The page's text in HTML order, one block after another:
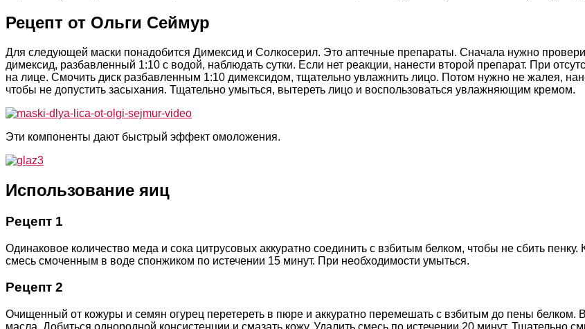
Рецепт от Ольги Сеймур
Для следующей маски понадобится Димексид и Солкосерил. Это аптечные препараты. Сначала нужно
димексид, разбавленный 1:10 с водой, наблюдать сутки. Если нет реакции, нанести второй препарат. При
на лице. Смочить диск разбавленным 1:10 димексидом, тщательно увлажнить лицо. Потом нужно не жалея,
чтобы не допустить засыхания. Тщательно умыться, вытереть лицо и воспользоваться увлажняющим кремом.
Эти компоненты дают быстрый эффект омоложения.
Использование яиц
Рецепт 1
Одинаковое количество меда и сока цитрусовых аккуратно соединить с взбитым белком, чтобы не сбить
смесь смоченным в воде спонжиком по истечении 15 минут. При необходимости умыться.
Рецепт 2
Очищенный от кожуры и семян огурец перетереть в пюре и аккуратно перемешать с взбитым до пены
масла. Добиться однородной консистенции и смазать кожу. Удалить смесь по истечении 20 минут. Тщательно